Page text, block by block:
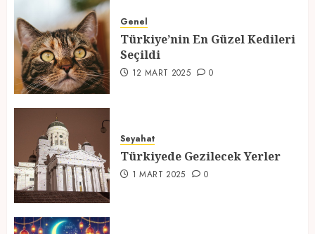
3
Seçildi
12 MART 2025 0
4
1 MART 2025
Genel
Türkiye’nin En Güzel Kedileri
Seçildi
12 MART 2025 0
Seyahat
Türkiyede Gezilecek Yerler
1 MART 2025 0